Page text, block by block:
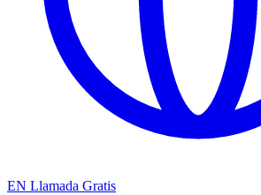
EN Llamada Gratis